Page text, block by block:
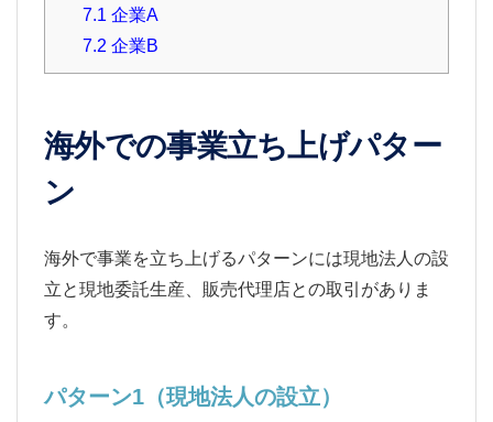
7.1 企業A
7.2 企業B
海外での事業立ち上げパター
ン
海外で事業を立ち上げるパターンには現地法人の設
立と現地委託生産、販売代理店との取引がありま
す。
パターン1（現地法人の設立）